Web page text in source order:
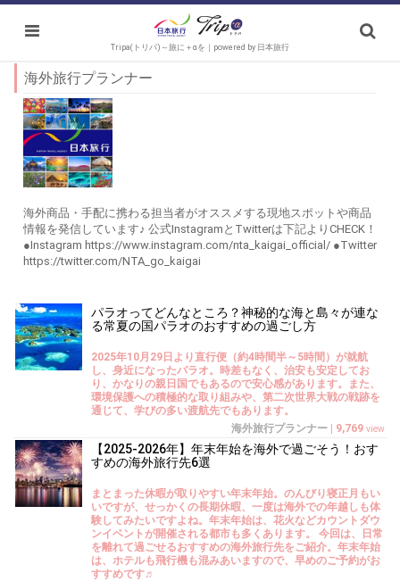
Tripa(トリパ)～旅に＋αを｜powered by 日本旅行
海外旅行プランナー
海外商品・手配に携わる担当者がオススメする現地スポットや商品
情報を発信しています♪ 公式InstagramとTwitterは下記よりCHECK！
●Instagram https://www.instagram.com/nta_kaigai_official/ ●Twitter
https://twitter.com/NTA_go_kaigai
パラオってどんなところ？神秘的な海と島々が連な
る常夏の国パラオのおすすめの過ごし方
2025年10月29日より直行便（約4時間半～5時間）が就航
し、身近になったパラオ。時差もなく、治安も安定してお
り、かなりの親日国でもあるので安心感があります。また、
環境保護への積極的な取り組みや、第二次世界大戦の戦跡を
通じて、学びの多い渡航先でもあります。
海外旅行プランナー
9,769 view
【2025-2026年】年末年始を海外で過ごそう！おす
すめの海外旅行先6選
まとまった休暇が取りやすい年末年始。のんびり寝正月もい
いですが、せっかくの長期休暇、一度は海外での年越しも体
験してみたいですよね。年末年始は、花火などカウントダウ
ンイベントが開催される都市も多くあります。 今回は、日常
を離れて過ごせるおすすめの海外旅行先をご紹介。年末年始
は、ホテルも飛行機も混みあいますので、早めのご予約がお
すすめです♬